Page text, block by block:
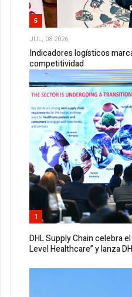
5
JUL, 08 2026
Indicadores logísticos
competitividad
1
DHL Supply Chain celebra
Level Healthcare” y lanza